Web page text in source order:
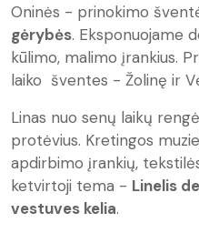
Oninės - prinokimo
gėrybės. Eksponuojame
kūlimo, malimo įrankius.
laiko šventes - Žolinę ir
Linas nuo senų laikų
protėvius. Kretingos
apdirbimo įrankių,
ketvirtoji tema - Linelis
vestuves kelia.